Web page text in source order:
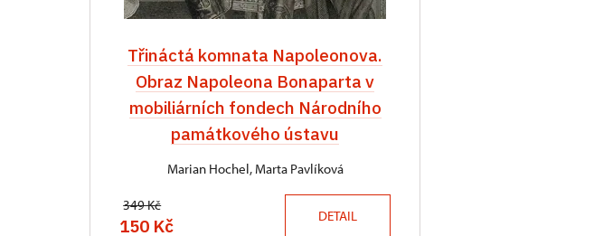
Třináctá komnata Napoleonova.
Obraz Napoleona Bonaparta v
mobiliárních fondech Národního
památkového ústavu
Marian Hochel, Marta Pavlíková
349 Kč
150 Kč DETAIL